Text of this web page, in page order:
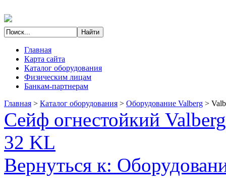
Главная
Карта сайта
Каталог оборудования
Физическим лицам
Банкам-партнерам
Главная > Каталог оборудования > Оборудование Valberg >
Сейф огнестойкий
32 KL
Вернуться к: